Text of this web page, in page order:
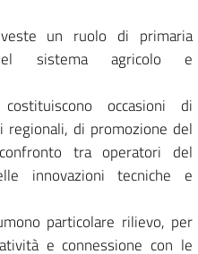
un ruolo di primaria
sistema agricolo e
occasioni di
regionali, di promozione del
tra operatori del
innovazioni tecniche e
particolare rilievo, per
e connessione con le